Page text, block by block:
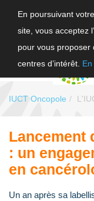
En poursuivant
site, vous acceptez
pour vous proposer
centres d’intérêt.
IUCT Oncopole
Lancement
: un
en
Un an après sa